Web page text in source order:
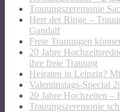
Trauungszeremonie
Herr der Ringe –
Gandalf
Freie Trauungen
20 Jahre
ihre freie Trauung
Heiraten in Leipzig?
Valentinstags-Special
20 Jahre Hochzeiten –
Trauungszeremonie